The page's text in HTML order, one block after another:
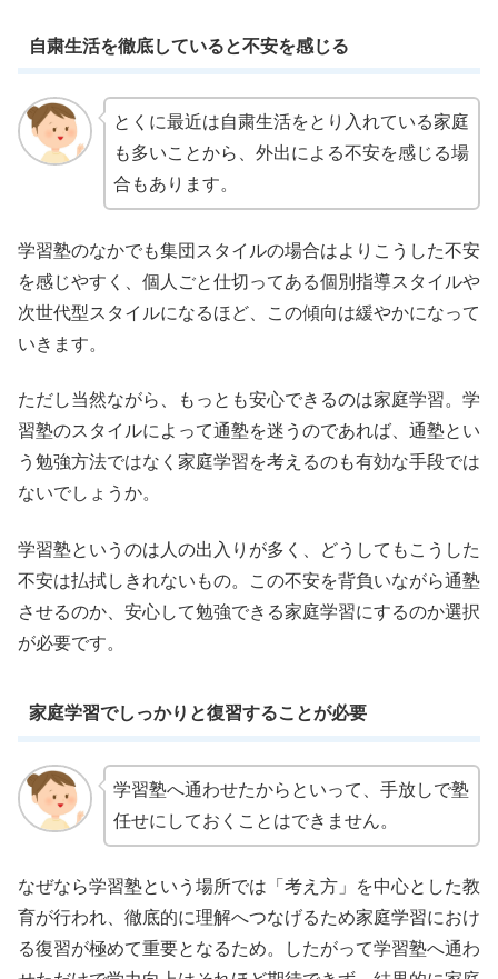
自粛生活を徹底していると不安を感じる
とくに最近は自粛生活をとり入れている家庭
も多いことから、外出による不安を感じる場
合もあります。
学習塾のなかでも集団スタイルの場合はよりこうした不安
を感じやすく、個人ごと仕切ってある個別指導スタイルや
次世代型スタイルになるほど、この傾向は緩やかになって
いきます。
ただし当然ながら、もっとも安心できるのは家庭学習。学
習塾のスタイルによって通塾を迷うのであれば、通塾とい
う勉強方法ではなく家庭学習を考えるのも有効な手段では
ないでしょうか。
学習塾というのは人の出入りが多く、どうしてもこうした
不安は払拭しきれないもの。この不安を背負いながら通塾
させるのか、安心して勉強できる家庭学習にするのか選択
が必要です。
家庭学習でしっかりと復習することが必要
学習塾へ通わせたからといって、手放しで塾
任せにしておくことはできません。
なぜなら学習塾という場所では「考え方」を中心とした教
育が行われ、徹底的に理解へつなげるため家庭学習におけ
る復習が極めて重要となるため。したがって学習塾へ通わ